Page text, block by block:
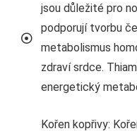
jsou důležité pro
podporují tvorbu
metabolismus
zdraví srdce.
energetický
Kořen kopřivy: